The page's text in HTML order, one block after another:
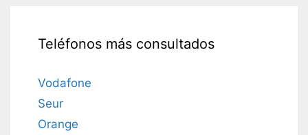
Teléfonos más consultados
Vodafone
Seur
Orange